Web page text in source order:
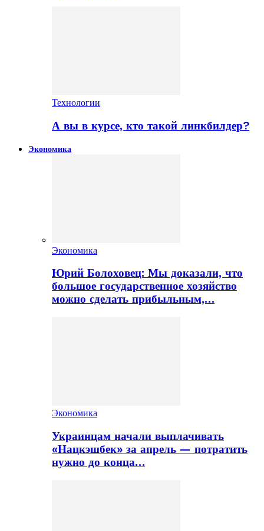
Технологии
А вы в курсе, кто такой линкбилдер?
Экономика
Экономика
Юрий Болоховец: Мы доказали, что
большое государственное хозяйство
можно сделать прибыльным,…
Экономика
Украинцам начали выплачивать
«Нацкэшбек» за апрель — потратить
нужно до конца…